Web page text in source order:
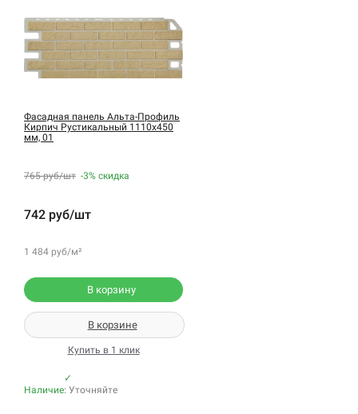
Фасадная панель Альта-Профиль
Кирпич Рустикальный 1110х450
мм, 01
765 руб/шт -3% скидка
742 руб/шт
1 484 руб/м²
В корзину
В корзине
Купить в 1 клик
✓
Наличие: Уточняйте